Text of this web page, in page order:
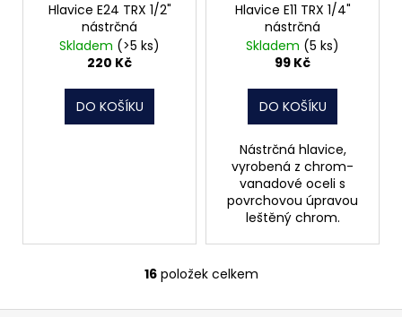
Hlavice E24 TRX 1/2"
nástrčná
Skladem (>5 ks)
220 Kč
DO KOŠÍKU
Hlavice E11 TRX 1/4"
nástrčná
Skladem (5 ks)
99 Kč
DO KOŠÍKU
Nástrčná hlavice,
vyrobená z chrom-
vanadové oceli s
povrchovou úpravou
leštěný chrom.
O
v
16položek celkem